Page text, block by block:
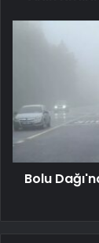
Bolu